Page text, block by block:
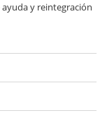
y reintegración